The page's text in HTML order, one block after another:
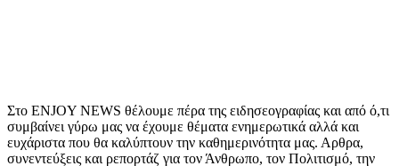
Στο ENJOY NEWS θέλουμε πέρα της ειδησεογραφίας και από ό,τι
συμβαίνει γύρω μας να έχουμε θέματα ενημερωτικά αλλά και
ευχάριστα που θα καλύπτουν την καθημερινότητα μας. Αρθρα,
συνεντεύξεις και ρεπορτάζ για τον Άνθρωπο, τον Πολιτισμό, την